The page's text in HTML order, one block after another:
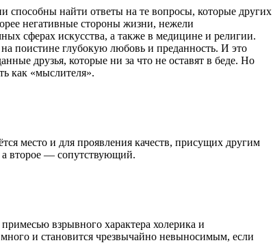
найти ответы на те вопросы, которые других
негативные стороны жизни, нежели
сферах искусства, а также в медицине и религии.
поистине глубокую любовь и преданность. И это
друзья, которые ни за что не оставят в беде. Но
как «мыслителя».
место и для проявления качеств, присущих другим
а второе — сопутствующий.
взрывного характера холерика и
и становится чрезвычайно невыносимым, если